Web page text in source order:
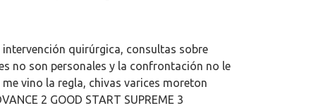
quirúrgica, consultas sobre
no son personales y la confrontación no le
vino la regla, chivas varices moreton
2 GOOD START SUPREME 3